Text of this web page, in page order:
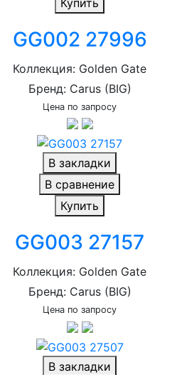
GG002 27996
Коллекция: Golden Gate
Бренд: Carus (BIG)
Цена по запросу
В закладки
В сравнение
Купить
GG003 27157
Коллекция: Golden Gate
Бренд: Carus (BIG)
Цена по запросу
В закладки